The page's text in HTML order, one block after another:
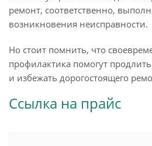
ремонт, соответственно,
возникновения неисправности.
Но стоит помнить, что
профилактика помогут
и избежать дорогостоящего
Ссылка на прайс